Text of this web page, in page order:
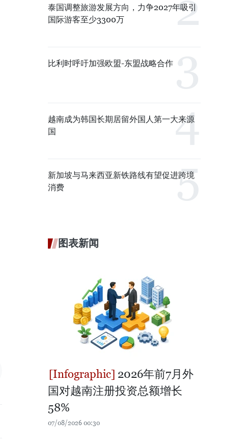
泰国调整旅游发展方向，力争2027年吸引
国际游客至少3300万
比利时呼吁加强欧盟-东盟战略合作
越南成为韩国长期居留外国人第一大来源
国
新加坡与马来西亚新铁路线有望促进跨境
消费
图表新闻
2026年前7月外
国对越南注册投资总额增长
58%
07/08/2026 00:30